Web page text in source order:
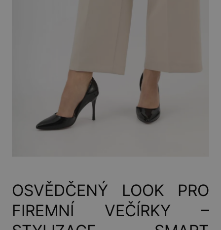
OSVĚDČENÝ LOOK PRO
FIREMNÍ VEČÍRKY –